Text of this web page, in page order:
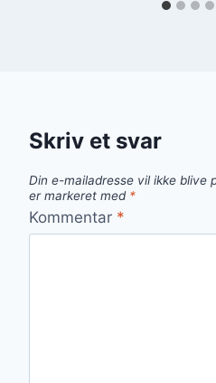
Skriv et svar
Din e-mailadresse vil ikke blive
er markeret med *
Kommentar *